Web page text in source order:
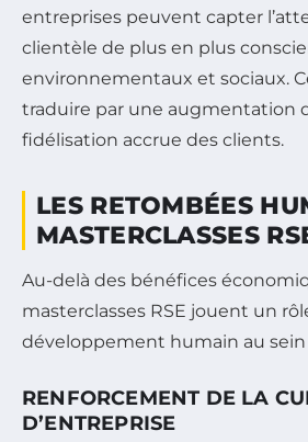
entreprises peuvent capter
clientèle de plus en plus
environnementaux et sociaux.
traduire par une augmentation
fidélisation accrue des clients.
LES RETOMBÉES
MASTERCLASSES
Au-delà des bénéfices
masterclasses RSE jouent un
développement humain au sein
RENFORCEMENT DE LA
D’ENTREPRISE